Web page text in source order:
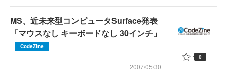
MS、近未来型コンピュータSurface発表
「マウスなし キーボードなし 30インチ」
CodeZine
2007/05/30
0